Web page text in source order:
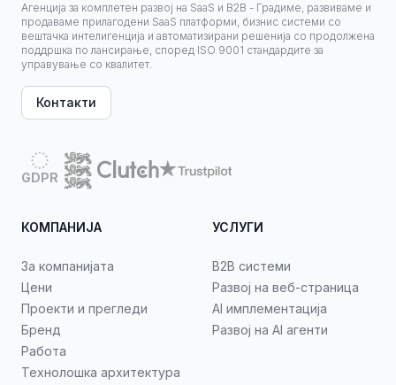
Агенција за комплетен развој на SaaS и B2B - Градиме, развиваме и
продаваме прилагодени SaaS платформи, бизнис системи со
вештачка интелигенција и автоматизирани решенија со продолжена
поддршка по лансирање, според ISO 9001 стандардите за
управување со квалитет.
Контакти
GDPR
КОМПАНИЈА
За компанијата
Цени
Проекти и прегледи
Бренд
Работа
Технолошка архитектура
УСЛУГИ
B2B системи
Развој на веб-страница
AI имплементација
Развој на AI агенти